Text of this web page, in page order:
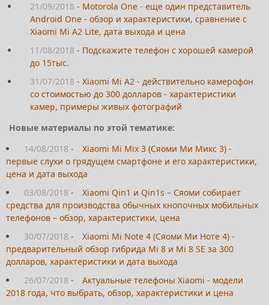
21/09/2018 - Motorola One - еще один представитель
Android One - обзор и характеристики, сравнение с
Xiaomi Mi A2 Lite, дата выхода и цена
11/08/2018 - Подскажите телефон с хорошей камерой
до 15тыс.
31/07/2018 - Xiaomi Mi A2 - действительно камерофон
со стоимостью до 300 долларов - характеристики
камер, примеры живых фотографий
Новые материалы по этой тематике:
14/08/2018 -
Xiaomi Mi Mix 3 (Сяоми Ми Микс 3) -
первые слухи о грядущем смартфоне и его характеристики,
цена и дата выхода
03/08/2018 -
Xiaomi Qin1 и Qin1s – Сяоми собирает
средства для производства обычных кнопочных мобильных
телефонов – обзор, характеристики, цена
30/07/2018 -
Xiaomi Mi Note 4 (Сяоми Ми Ноте 4) -
предварительный обзор гибрида Mi 8 и Mi 8 SE за 300
долларов, характеристики и дата выхода
26/07/2018 -
Актуальные телефоны Xiaomi - модели
2018 года, что выбрать, обзор, характеристики и цена